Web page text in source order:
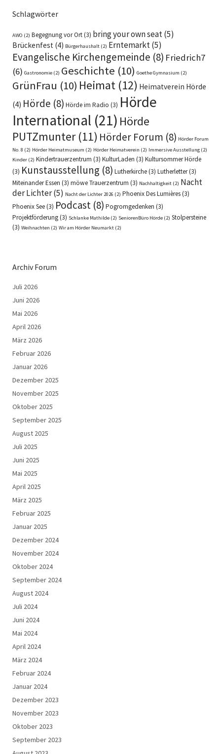
Schlagwörter
AWO (2) Begegnung vor Ort(3) bring your own seat(5)
Brückenfest (4) Bürgerhaushalt (2) Erntemarkt(5)
Evangelische Kirchengemeinde (8) Friedrich7
(6) Gastronomie (2) Geschichte (10) Goethe Gymnasium (2)
GrünFrau (10) Heimat (12) Heimatverein Hörde
(4) Hörde (8) Hörde im Radio (3) Hörde
International (21) Hörde
PUTZmunter(11) Hörder Forum (8) Hörder Forum
No. 8 (2) Hörder Heimatmuseum (2) Hörder Heimatverein (2) Immersive Ausstellung (2)
Kinder (2) Kindertrauerzentrum (3) KulturLaden (3) Kultursommer Hörde
(3) Kunstausstellung (8) Lutherkirche(3) Lutherletter(3)
Miteinander Essen (3) möwe Trauerzentrum (3) Nachhaltigkeit (2) Nacht
der Lichter(5) Nacht der Lichter 2026 (2) Phoenix Des Lumières(3)
Phoenix See(3) Podcast (8) Pogromgedenken (3)
Projektförderung(3) Schlanke Mathilde (2) SeniorenBüro Hörde (2) Stolpersteine
(3) Weihnachten (2) Wir am Hörder Neumarkt (2)
Archiv Forum
Juli 2026
Juni 2026
Mai 2026
April 2026
März 2026
Februar 2026
Januar 2026
Dezember 2025
November 2025
Oktober 2025
September 2025
August 2025
Juli 2025
Juni 2025
Mai 2025
April 2025
März 2025
Februar 2025
Januar 2025
Dezember 2024
November 2024
Oktober 2024
September 2024
August 2024
Juli 2024
Juni 2024
Mai 2024
April 2024
März 2024
Februar 2024
Januar 2024
Dezember 2023
November 2023
Oktober 2023
September 2023